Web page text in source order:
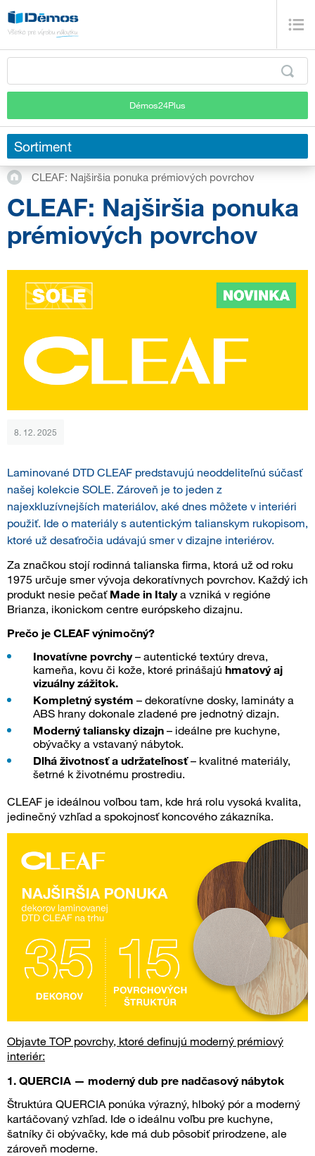
Démos24Plus
Sortiment
CLEAF: Najširšia ponuka prémiových povrchov
CLEAF: Najširšia ponuka
prémiových povrchov
8. 12. 2025
Laminované DTD CLEAF predstavujú neoddeliteľnú súčasť
našej kolekcie SOLE. Zároveň je to jeden z
najexkluzívnejších materiálov, aké dnes môžete v interiéri
použiť. Ide o materiály s autentickým talianskym rukopisom,
ktoré už desaťročia udávajú smer v dizajne interiérov.
Za značkou stojí rodinná talianska firma, ktorá už od roku
1975 určuje smer vývoja dekoratívnych povrchov. Každý ich
produkt nesie pečať Made in Italya vzniká v regióne
Brianza, ikonickom centre európskeho dizajnu.
Prečo je CLEAF výnimočný?
Inovatívne povrchy– autentické textúry dreva,
kameňa, kovu či kože, ktoré prinášajú hmatový aj
vizuálny zážitok.
Kompletný systém – dekoratívne dosky, lamináty a
ABS hrany dokonale zladené pre jednotný dizajn.
Moderný taliansky dizajn – ideálne pre kuchyne,
obývačky a vstavaný nábytok.
Dlhá životnosť a udržateľnosť– kvalitné materiály,
šetrné k životnému prostrediu.
CLEAF je ideálnou voľbou tam, kde hrá rolu vysoká kvalita,
jedinečný vzhľad a spokojnosť koncového zákazníka.
Objavte TOP povrchy, ktoré definujú moderný prémiový
interiér:
1. QUERCIA — moderný dub pre nadčasový nábytok
Štruktúra QUERCIA ponúka výrazný, hlboký pór a moderný
kartáčovaný vzhľad. Ide o ideálnu voľbu pre kuchyne,
šatníky či obývačky, kde má dub pôsobiť prirodzene, ale
zároveň moderne.